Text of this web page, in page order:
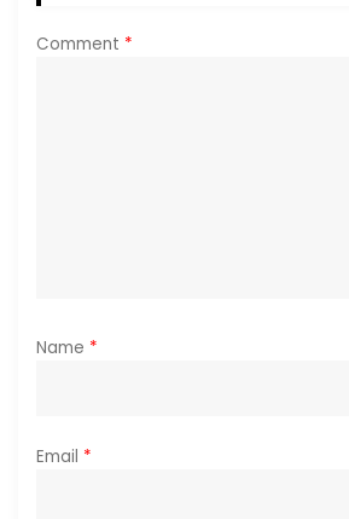
t
Comment *
Name *
Email *